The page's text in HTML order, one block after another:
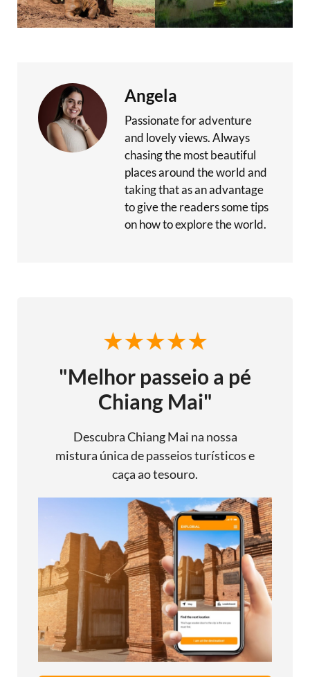
Angela
Passionate for adventure
and lovely views. Always
chasing the most beautiful
places around the world and
taking that as an advantage
to give the readers some tips
on how to explore the world.
"Melhor passeio a pé
Chiang Mai"
Descubra Chiang Mai na nossa
mistura única de passeios turísticos e
caça ao tesouro.